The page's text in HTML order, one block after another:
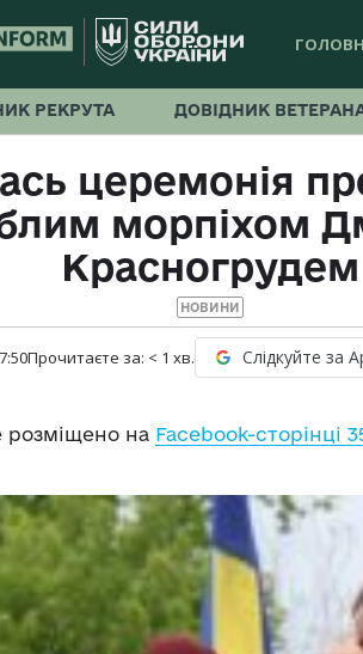
РЕКРУТА ДОВІДНИК
церемонія
морпіхом
Красногрудем
НОВИНИ
Прочитаєте за: < 1 хв. Слідкуйте за
на Facebook-сторінці